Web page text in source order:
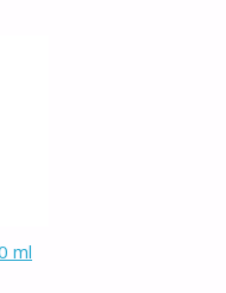
ml